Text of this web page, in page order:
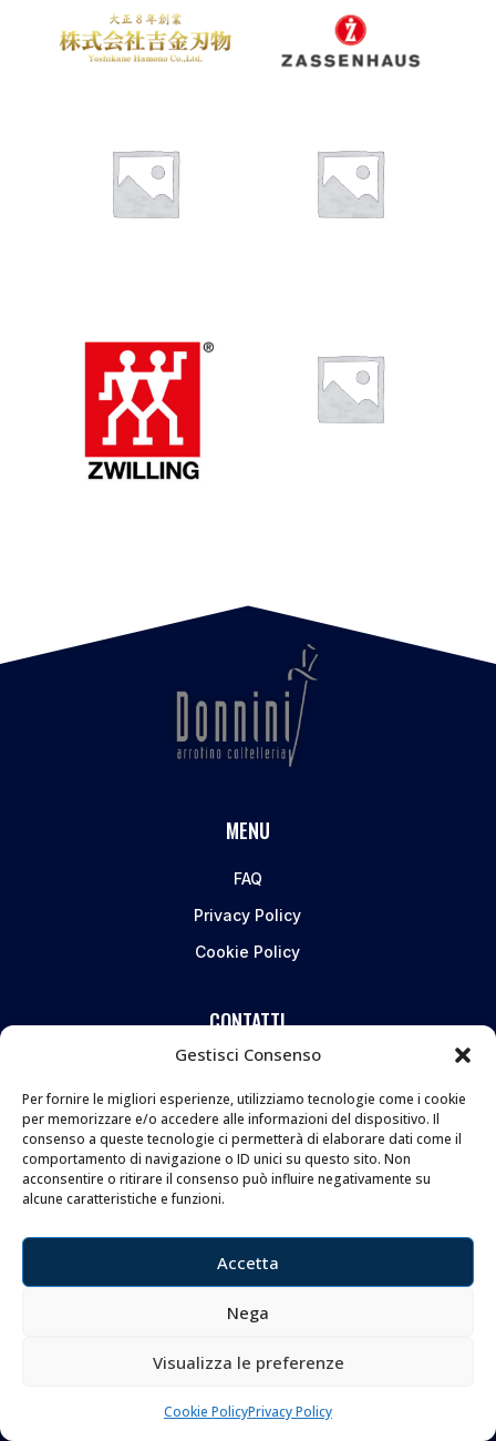
Gestisci Consenso
Per fornire le migliori esperienze, utilizziamo tecnologie come i cookie
per memorizzare e/o accedere alle informazioni del dispositivo. Il
consenso a queste tecnologie ci permetterà di elaborare dati come il
comportamento di navigazione o ID unici su questo sito. Non
acconsentire o ritirare il consenso può influire negativamente su
alcune caratteristiche e funzioni.
Accetta
Nega
Visualizza le preferenze
Cookie PolicyPrivacy Policy
MENU
FAQ
Privacy Policy
Cookie Policy
CONTATTI
di Leonardo e Silvia Donnini
Via Giovanni Lanza, 70 – 50136 FIRENZE
Telefono e WhatsApp:055 661 438
Email: info@donninicoltelleria.it
FOLLOW
Copyright © 2026 Coltelleria Donnini. All Rights